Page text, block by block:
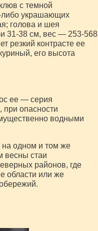
с темной
либо украшающих
голова и шея
31-38 см, вес — 253-568
резкий контрасте ее
его высота
ее — серия
при опасности
водными
на одном и том же
весны стаи
районов, где
области или же